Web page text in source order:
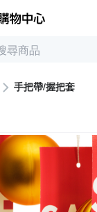
Yahoo購
手把帶/握把套